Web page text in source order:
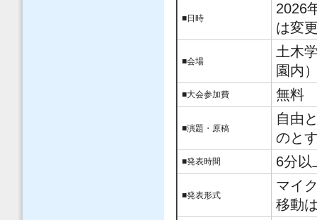
■日時
2026
は変
■会場
土木
園内
■大会参加費 無料
■演題・原稿
自由
のと
■発表時間 6分以
■発表形式
マイ
移動